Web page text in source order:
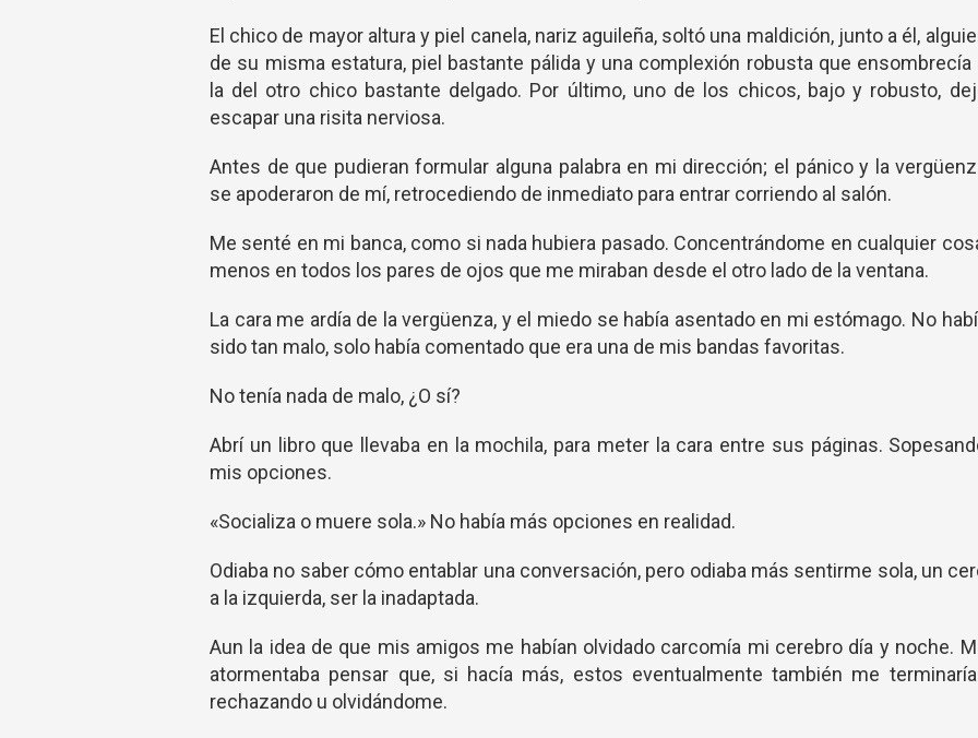
El chico de mayor altura y piel canela, nariz aguileña, soltó una maldición, junto a él,
de su misma estatura, piel bastante pálida y una complexión robusta que ensombrecía
la del otro chico bastante delgado. Por último, uno de los chicos, bajo y robusto,
escapar una risita nerviosa.
Antes de que pudieran formular alguna palabra en mi dirección; el pánico y la
se apoderaron de mí, retrocediendo de inmediato para entrar corriendo al salón.
Me senté en mi banca, como si nada hubiera pasado. Concentrándome en cualquier
menos en todos los pares de ojos que me miraban desde el otro lado de la ventana.
La cara me ardía de la vergüenza, y el miedo se había asentado en mi estómago. No
sido tan malo, solo había comentado que era una de mis bandas favoritas.
No tenía nada de malo, ¿O sí?
Abrí un libro que llevaba en la mochila, para meter la cara entre sus páginas.
mis opciones.
«Socializa o muere sola.» No había más opciones en realidad.
Odiaba no saber cómo entablar una conversación, pero odiaba más sentirme sola, un
a la izquierda, ser la inadaptada.
Aun la idea de que mis amigos me habían olvidado carcomía mi cerebro día y noche.
atormentaba pensar que, si hacía más, estos eventualmente también me
rechazando u olvidándome.